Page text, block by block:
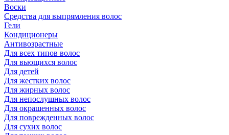
Воски
Средства для выпрямления волос
Гели
Кондиционеры
Антивозрастные
Для всех типов волос
Для вьющихся волос
Для детей
Для жестких волос
Для жирных волос
Для непослушных волос
Для окрашенных волос
Для поврежденных волос
Для сухих волос